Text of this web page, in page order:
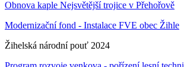
Obnova kaple Nejsvětější trojice v Přehořově
Modernizační fond - Instalace FVE obec Žihle
Žihelská národní pouť 2024